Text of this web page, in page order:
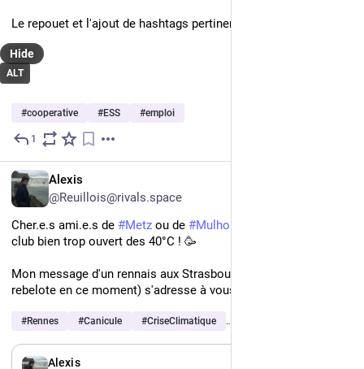
Le repouet et l'ajout de hashtags pertinents sont bienvenus !
ALT
Hide
#cooperative #ESS #emploi
1
Alexis
@Reuillois@rivals.space
Cher.e.s ami.e.s de #Metz ou de #Mulhouse
club bien trop ouvert des 40°C ! 🥳
Mon message d'un rennais aux Strasbourgeois d'hier (ville qui
rebelote en ce moment) s'adresse à vous aujourd'hui :
#Rennes #Canicule #CriseClimatique …and 4 more
Alexis